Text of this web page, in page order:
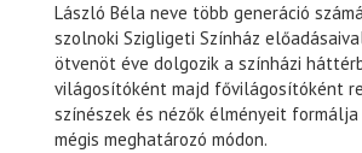
László Béla neve több generáció
szolnoki Szigligeti Színház
ötvenöt éve dolgozik a színházi
világosítóként majd fővilágosítóként
színészek és nézők élményeit
mégis meghatározó módon.